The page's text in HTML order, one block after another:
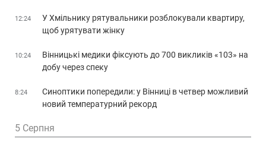
12:24
У Хмільнику рятувальники розблокували квартиру,
щоб урятувати жінку
10:24
Вінницькі медики фіксують до 700 викликів «103» на
добу через спеку
8:24
Синоптики попередили: у Вінниці в четвер можливий
новий температурний рекорд
5 Серпня